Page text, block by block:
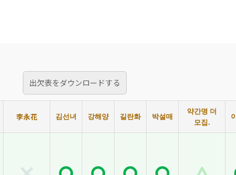
出欠表をダウンロードする
李永花 김선녀 강해양 길란화 박설매
약간명 더
모집.